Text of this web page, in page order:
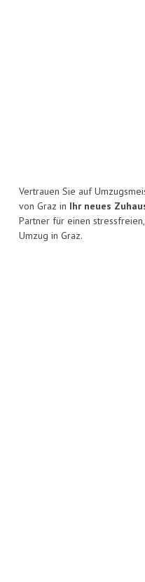
Vertrauen Sie auf
von Graz in Ihr neues
Partner für einen
Umzug in Graz.